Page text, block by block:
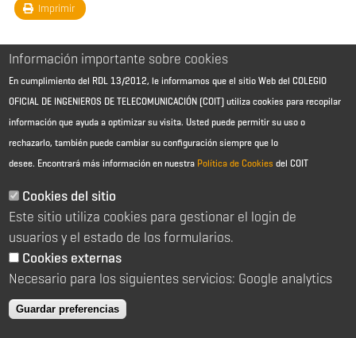
Imprimir
Aviso Legal - Información general
Política de cookies
Política de reembolso
Sitemap
C/ Almagro 2 1º Izqda 28010 Madrid
91 391 10 66
coit@coit.es
Información importante sobre cookies
En cumplimiento del RDL 13/2012, le informamos que el sitio Web del COLEGIO
OFICIAL DE INGENIEROS DE TELECOMUNICACIÓN (COIT) utiliza cookies para recopilar
información que ayuda a optimizar su visita. Usted puede permitir su uso o
rechazarlo, también puede cambiar su configuración siempre que lo
desee. Encontrará más información en nuestra Política de Cookies del COIT
Cookies del sitio
Este sitio utiliza cookies para gestionar el login de
usuarios y el estado de los formularios.
Cookies externas
Necesario para los siguientes servicios: Google analytics
Guardar preferencias